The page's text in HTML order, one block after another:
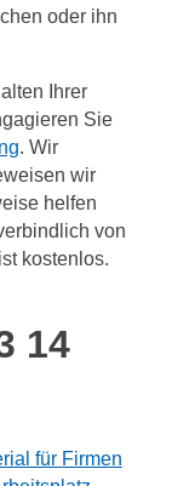
oder ihn
Ihrer
Sie
. Wir
wir
helfen
von
kostenlos.
14
für Firmen